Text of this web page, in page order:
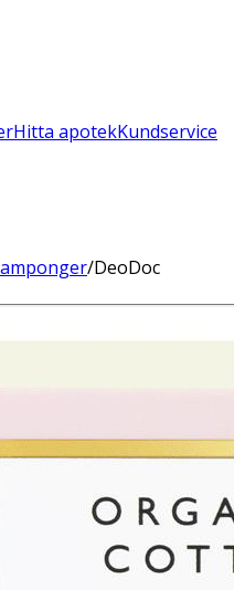
Hitta apotekKundservice
/DeoDoc